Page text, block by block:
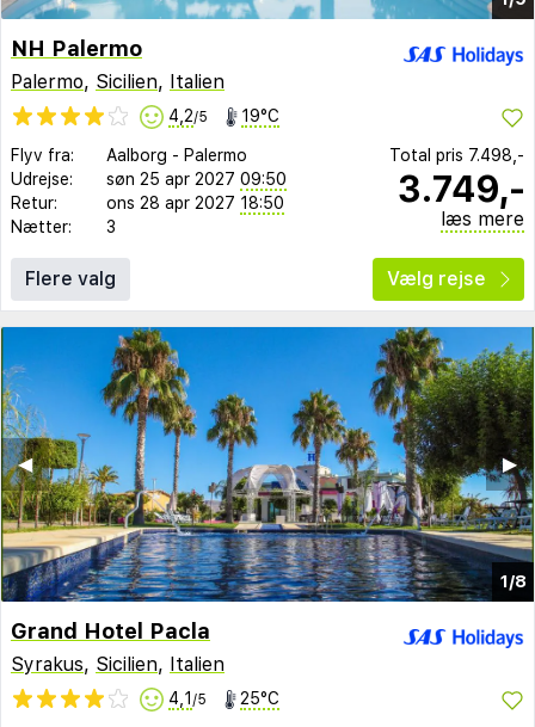
NH Palermo
Palermo, Sicilien, Italien
4,2/5 19°C
Flyv fra: Aalborg - Palermo
Udrejse:
søn 25 apr 2027 09:50
Retur:
ons 28 apr 2027 18:50
Nætter:
3
Total pris 7.498,-
3.749,-
læs mere
Flere valg Vælg rejse
1/8
▶︎
◀︎
Grand Hotel Pacla
Syrakus, Sicilien, Italien
4,1 /5 25°C